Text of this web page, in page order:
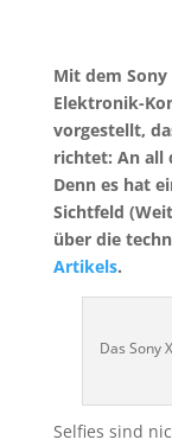
Mit dem Sony
Elektronik-
vorgestellt,
richtet: An all
Denn es hat
Sichtfeld
über die
Artikels.
Das Sony
Selfies sind